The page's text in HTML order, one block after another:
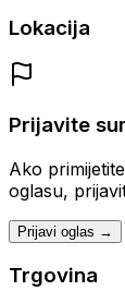
Lokacija
Prijavite
Ako
oglasu,
Prijavi oglas →
Trgovina